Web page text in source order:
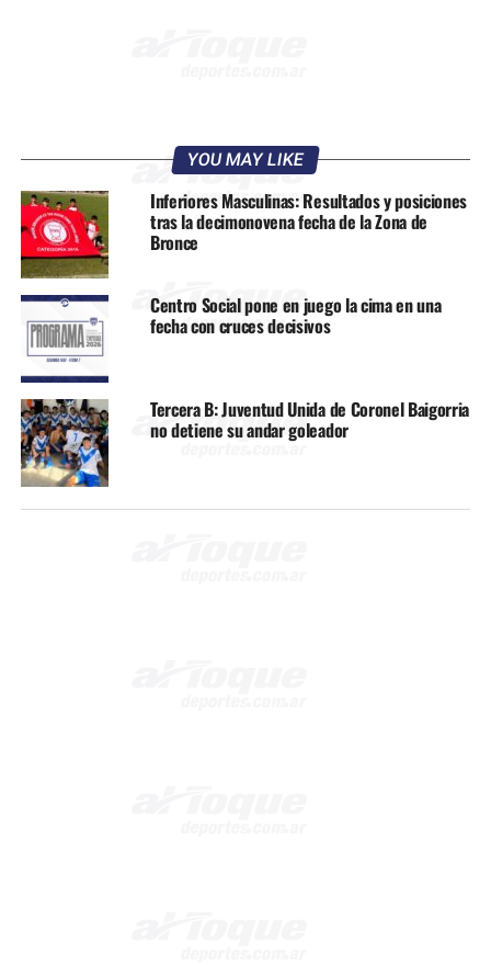
YOU MAY LIKE
Inferiores Masculinas: Resultados y posiciones
tras la decimonovena fecha de la Zona de
Bronce
Centro Social pone en juego la cima en una
fecha con cruces decisivos
Tercera B: Juventud Unida de Coronel Baigorria
no detiene su andar goleador